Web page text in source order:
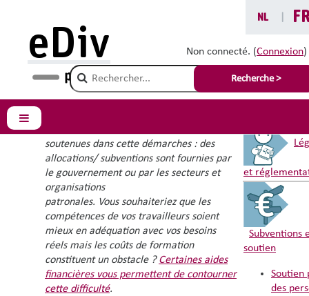
NL
FR
Non connecté. (Connexion)
Champ de recherche
Recherche >
eDiv
Panneau latéral
La formation continue
Dans laperspective de la formation
soutenues dans cette démarches : des
allocations/ subventions sont fournies par
le gouvernement ou par les secteurs et
organisations
patronales. Vous souhaiteriez que les
compétences de vos travailleurs soient
mieux en adéquation avec vos besoins
réels mais les coûts de formation
constituent un obstacle ?Certaines aides
financières vous permettent de contourner
cette difficulté.
Vous êtes
et
Subventions
soutien
Soutien
des